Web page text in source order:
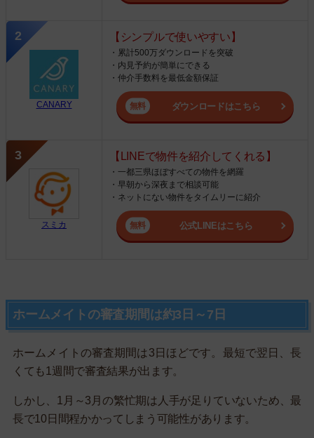
CANARY
【シンプルで使いやすい】
・累計500万ダウンロードを突破
・内見予約が簡単にできる
・仲介手数料を最低金額保証
ダウンロードはこちら
スミカ
【LINEで物件を紹介してくれる】
・一都三県ほぼすべての物件を網羅
・早朝から深夜まで相談可能
・ネットにない物件をタイムリーに紹介
公式LINEはこちら
ホームメイトの審査期間は約3日～7日
ホームメイトの審査期間は3日ほどです。最短で翌日、長
くても1週間で審査結果が出ます。
しかし、1月～3月の繁忙期は人手が足りていないため、最
長で10日間程かかってしまう可能性があります。